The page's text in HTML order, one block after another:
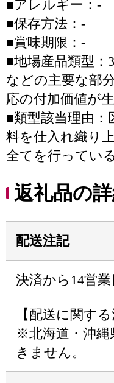
■アレルギー：-
■保存方法：-
■賞味期限：-
■地場産品類型
などの主要な部
応の付加価値が
■類型該当理由：
料を仕入れ織り
全てを行っている
返礼品の
配送注記
決済から14営
【配送に関する
※北海道・沖縄
きません。